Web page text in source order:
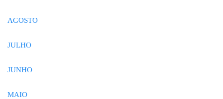
AGOSTO
JULHO
JUNHO
MAIO